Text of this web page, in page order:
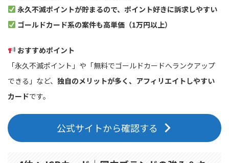
永久不滅ポイントが貯まるので、ポイント好きに訴求しやすい
ゴールドカード系の案件も高単価（1万円以上）
おすすめポイント
「永久不滅ポイント」や「無料でゴールドカードへランクアップ
できる」など、 独自のメリットが多く、アフィリエイトしやすい
カードです。
公式サイトから確認する